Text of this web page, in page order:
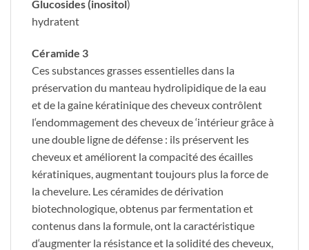
Glucosides (inositol)
hydratent
Céramide 3
Ces substances grasses essentielles dans la
préservation du manteau hydrolipidique de la eau
et de la gaine kératinique des cheveux contrôlent
l‘endommagement des cheveux de ‘intérieur grâce à
une double ligne de défense : ils préservent les
cheveux et améliorent la compacité des écailles
kératiniques, augmentant toujours plus la force de
la chevelure. Les céramides de dérivation
biotechnologique, obtenus par fermentation et
contenus dans la formule, ont la caractéristique
d‘augmenter la résistance et la solidité des cheveux,